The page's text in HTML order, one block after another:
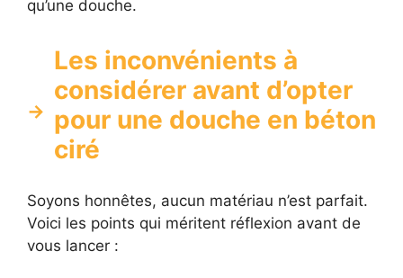
qu’une douche.
Les inconvénients à
considérer avant d’opter
pour une douche en béton
ciré
Soyons honnêtes, aucun matériau n’est parfait.
Voici les points qui méritent réflexion avant de
vous lancer :